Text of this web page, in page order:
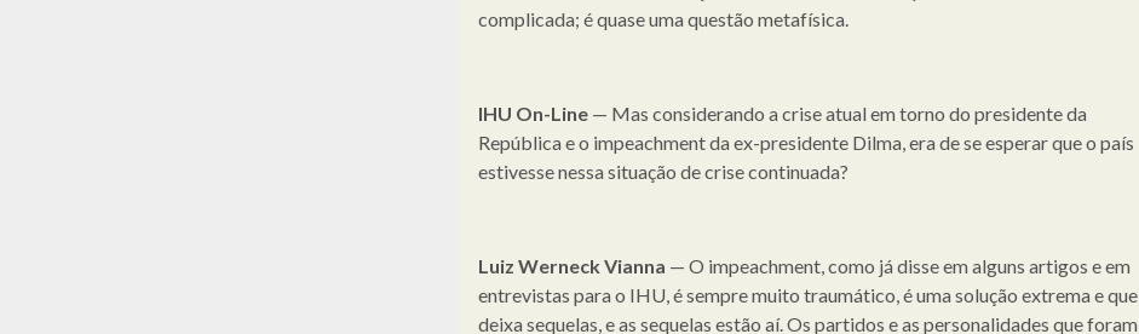
complicada; é quase uma questão metafísica.
IHU On-Line — Mas considerando a crise atual em torno do presidente da
República e o impeachment da ex-presidente Dilma, era de se esperar que o país
estivesse nessa situação de crise continuada?
Luiz Werneck Vianna — O impeachment, como já disse em alguns artigos e em
entrevistas para o IHU, é sempre muito traumático, é uma solução extrema e que
deixa sequelas, e as sequelas estão aí. Os partidos e as personalidades que foram